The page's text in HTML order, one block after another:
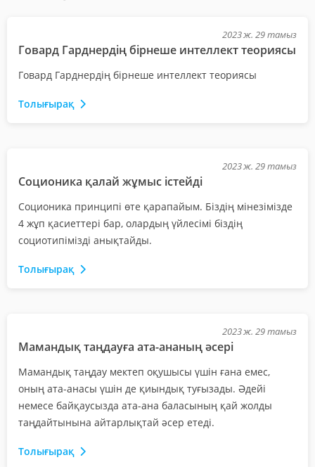
2023 ж. 29 тамыз
Говард Гарднердің бірнеше интеллект теориясы
Говард Гарднердің бірнеше интеллект теориясы
Толығырақ
2023 ж. 29 тамыз
Соционика қалай жұмыс істейді
Соционика принципі өте қарапайым. Біздің мінезімізде
4 жұп қасиеттері бар, олардың үйлесімі біздің
социотипімізді анықтайды.
Толығырақ
2023 ж. 29 тамыз
Мамандық таңдауға ата-ананың әсері
Мамандық таңдау мектеп оқушысы үшін ғана емес,
оның ата-анасы үшін де қиындық туғызады. Әдейі
немесе байқаусызда ата-ана баласының қай жолды
таңдайтынына айтарлықтай әсер етеді.
Толығырақ